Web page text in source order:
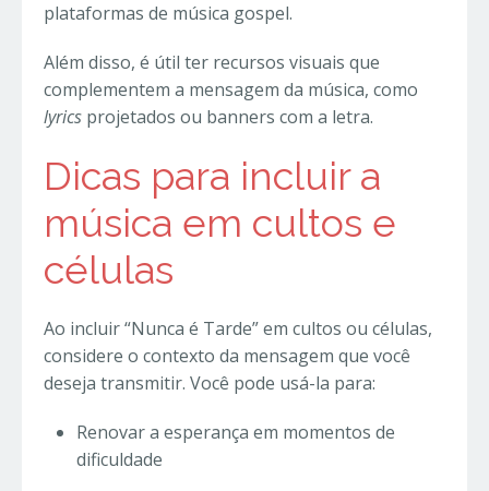
plataformas de música gospel.
Além disso, é útil ter recursos visuais que
complementem a mensagem da música, como
lyrics projetados ou banners com a letra.
Dicas para incluir a
música em cultos e
células
Ao incluir “Nunca é Tarde” em cultos ou células,
considere o contexto da mensagem que você
deseja transmitir. Você pode usá-la para:
Renovar a esperança em momentos de
dificuldade